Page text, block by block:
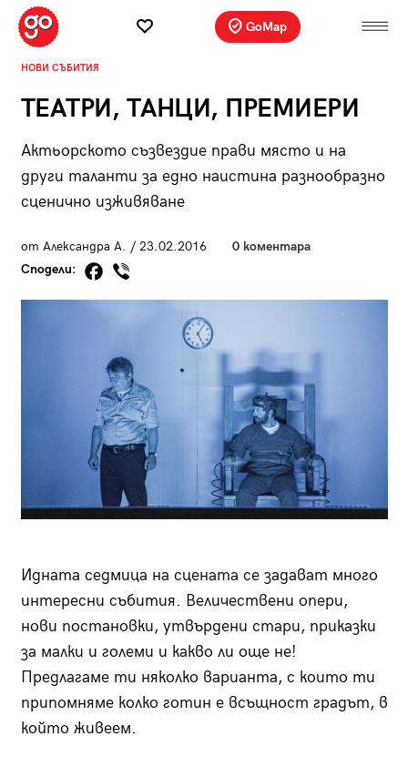
GoMap
НОВИ СЪБИТИЯ
ТЕАТРИ, ТАНЦИ, ПРЕМИЕРИ
Актьорското съзвездие прави място и на
други таланти за едно наистина разнообразно
сценично изживяване
от Александра А. / 23.02.2016
0 коментара
Сподели:
Идната седмица на сцената се задават много
интересни събития. Величествени опери,
нови постановки, утвърдени стари, приказки
за малки и големи и какво ли още не!
Предлагаме ти няколко варианта, с които ти
припомняме колко готин е всъщност градът, в
който живеем.